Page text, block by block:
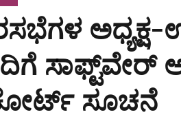
ಅಧ್ಯಕ್ಷ-
ಸಾಫ್ಟ್‌ವೇರ್‌
ಸೂಚನೆ